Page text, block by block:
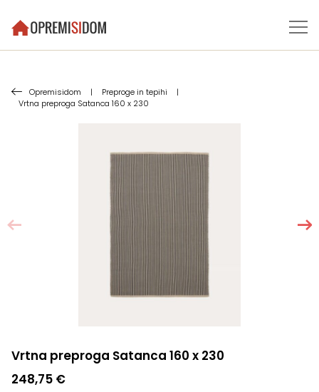
Opremisidom | Preproge in tepihi
|
Vrtna preproga Satanca 160 x 230
Vrtna preproga Satanca 160 x 230
248,75 €